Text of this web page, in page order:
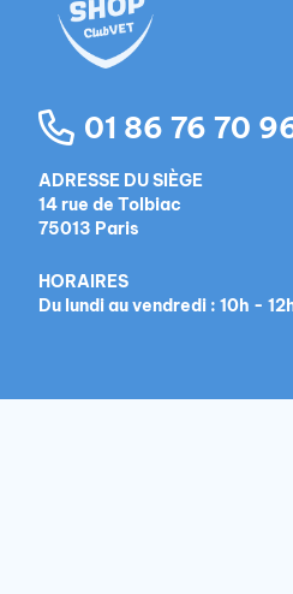
01 86 76 70
ADRESSE DU SIÈGE
14 rue de Tolbiac
75013 Paris
HORAIRES
Du lundi au vendredi : 10h -